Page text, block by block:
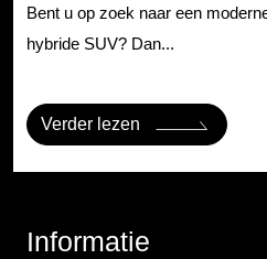
Bent u op zoek naar een
hybride SUV? Dan...
Verder lezen
Informatie